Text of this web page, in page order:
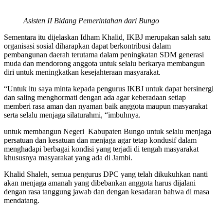
Asisten II Bidang Pemerintahan dari Bungo
Sementara itu dijelaskan Idham Khalid, IKBJ merupakan salah satu
organisasi sosial diharapkan dapat berkontribusi dalam
pembangunan daerah terutama dalam peningkatan SDM generasi
muda dan mendorong anggota untuk selalu berkarya membangun
diri untuk meningkatkan kesejahteraan masyarakat.
“Untuk itu saya minta kepada pengurus IKBJ untuk dapat bersinergi
dan saling menghormati dengan ada agar keberadaan setiap
memberi rasa aman dan nyaman baik anggota maupun masyarakat
serta selalu menjaga silaturahmi, “imbuhnya.
untuk membangun Negeri Kabupaten Bungo untuk selalu menjaga
persatuan dan kesatuan dan menjaga agar tetap kondusif dalam
menghadapi berbagai kondisi yang terjadi di tengah masyarakat
khususnya masyarakat yang ada di Jambi.
Khalid Shaleh, semua pengurus DPC yang telah dikukuhkan nanti
akan menjaga amanah yang dibebankan anggota harus dijalani
dengan rasa tanggung jawab dan dengan kesadaran bahwa di masa
mendatang.